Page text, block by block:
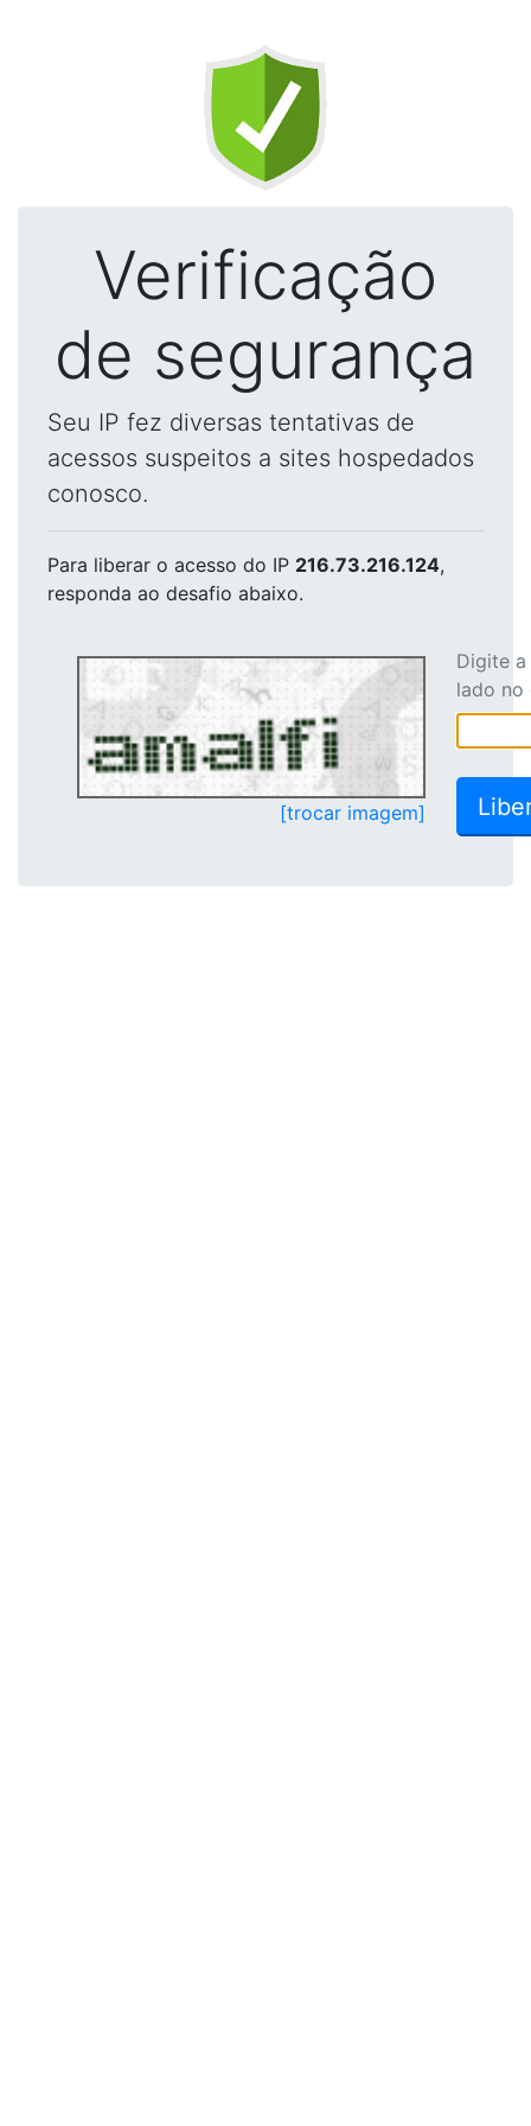
Verificação
de segurança
Seu IP fez diversas tentativas de
acessos suspeitos a sites hospedados
conosco.
Para liberar o acesso do IP 216.73.216.124,
responda ao desafio abaixo.
[trocar imagem]
Digite
lado no